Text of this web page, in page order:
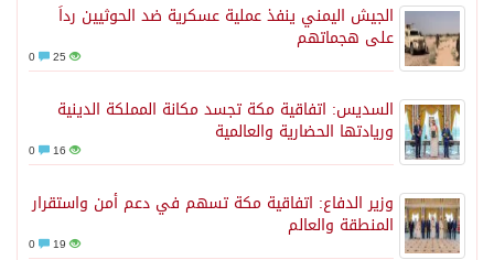
الجيش اليمني ينفذ عملية عسكرية ضد الحوثيين رداً
على هجماتهم
25
السديس: اتفاقية مكة تجسد مكانة المملكة الدينية
وريادتها الحضارية والعالمية
16
وزير الدفاع: اتفاقية مكة تسهم في دعم أمن واستقرار
المنطقة والعالم
19